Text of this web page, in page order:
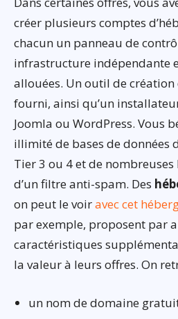
créer plusieurs comptes
chacun un panneau de
infrastructure indépendante
allouées. Un outil de création
fourni, ainsi qu’un
Joomla ou WordPress. Vous
illimité de bases de données
Tier 3 ou 4 et de
d’un filtre anti-spam. Des
on peut le voiravec cet
par exemple, proposent par
caractéristiques
la valeur à leurs offres. On
un nom de domaine